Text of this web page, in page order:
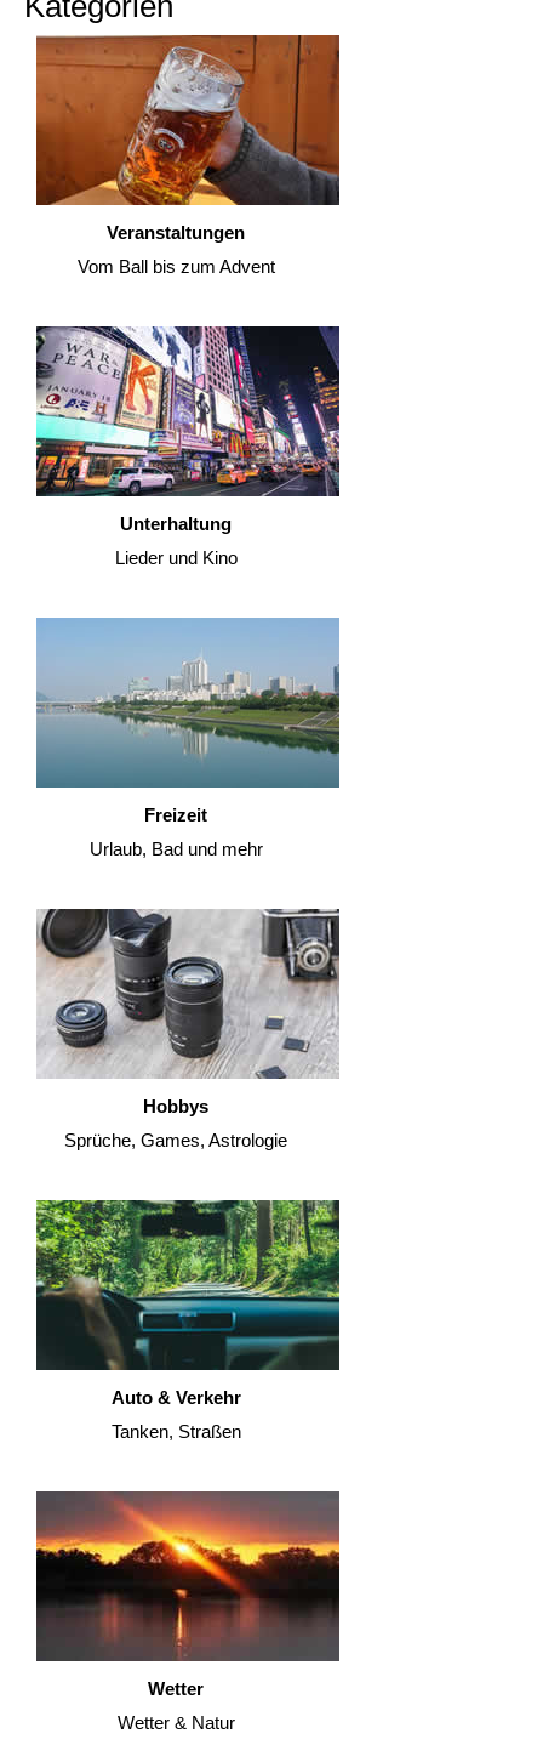
Veranstaltungen
Vom Ball bis zum Advent
Unterhaltung
Lieder und Kino
Freizeit
Urlaub, Bad und mehr
Hobbys
Sprüche, Games, Astrologie
Auto & Verkehr
Tanken, Straßen
Wetter
Wetter & Natur